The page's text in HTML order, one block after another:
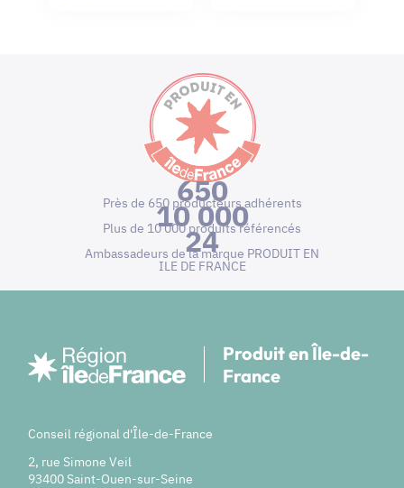
650
Près de 650 producteurs adhérents
10 000
Plus de 10 000 produits référencés
24
Ambassadeurs de la marque PRODUIT EN
ILE DE FRANCE
Produit en Île-de-
France
Conseil régional d'Île-de-France
2, rue Simone Veil
93400 Saint-Ouen-sur-Seine